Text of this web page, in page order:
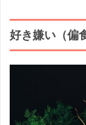
好き嫌い（偏